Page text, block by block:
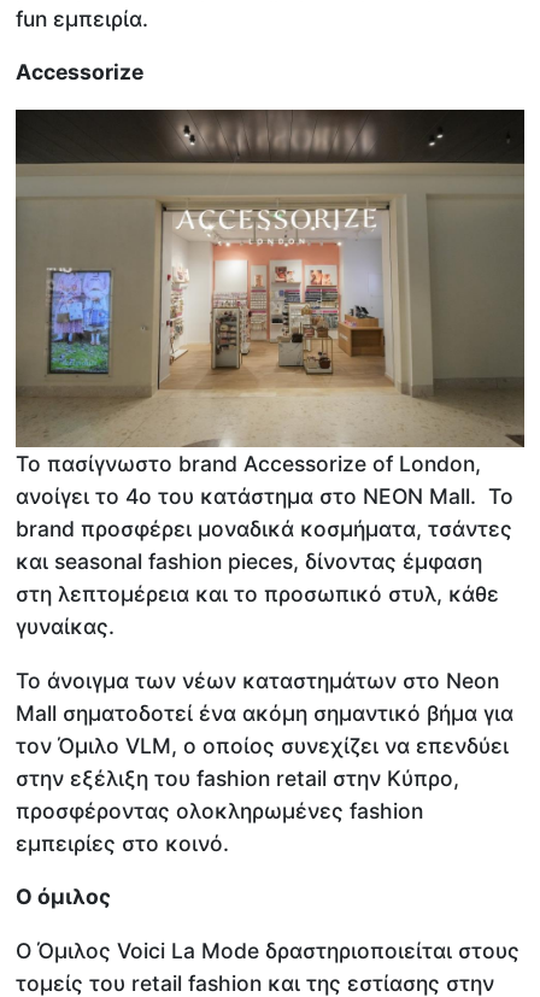
fun εμπειρία.
Accessorize
Το πασίγνωστο brand Accessorize of London,
ανοίγει το 4ο του κατάστημα στο NEON Mall. Το
brand προσφέρει μοναδικά κοσμήματα, τσάντες
και seasonal fashion pieces, δίνοντας έμφαση
στη λεπτομέρεια και το προσωπικό στυλ, κάθε
γυναίκας.
Το άνοιγμα των νέων καταστημάτων στο Neon
Mall σηματοδοτεί ένα ακόμη σημαντικό βήμα για
τον Όμιλο VLM, ο οποίος συνεχίζει να επενδύει
στην εξέλιξη του fashion retail στην Κύπρο,
προσφέροντας ολοκληρωμένες fashion
εμπειρίες στο κοινό.
Ο όμιλος
O Όμιλος Voici La Mode δραστηριοποιείται στους
τομείς του retail fashion και της εστίασης στην